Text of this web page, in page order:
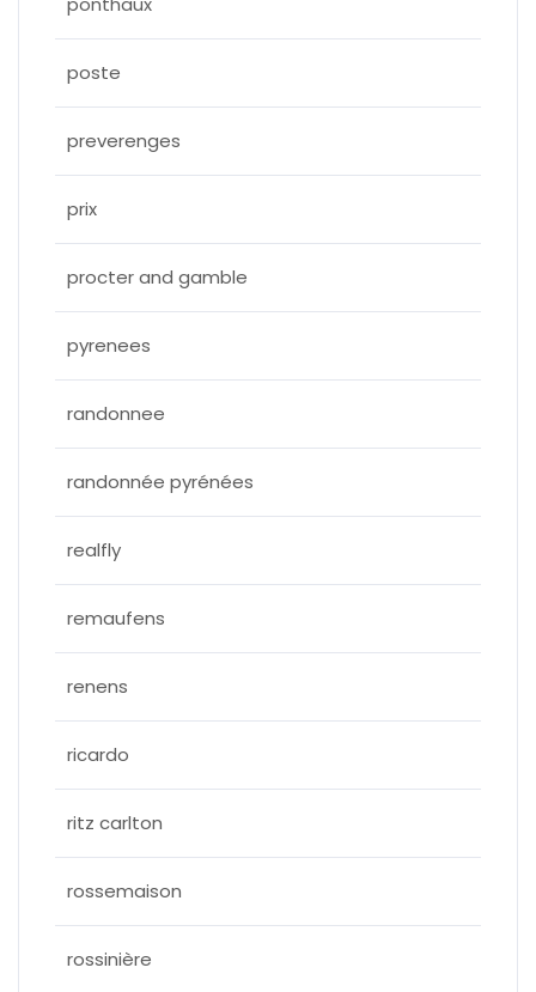
poste
preverenges
prix
procter and gamble
pyrenees
randonnee
randonnée pyrénées
realfly
remaufens
renens
ricardo
ritz carlton
rossemaison
rossinière